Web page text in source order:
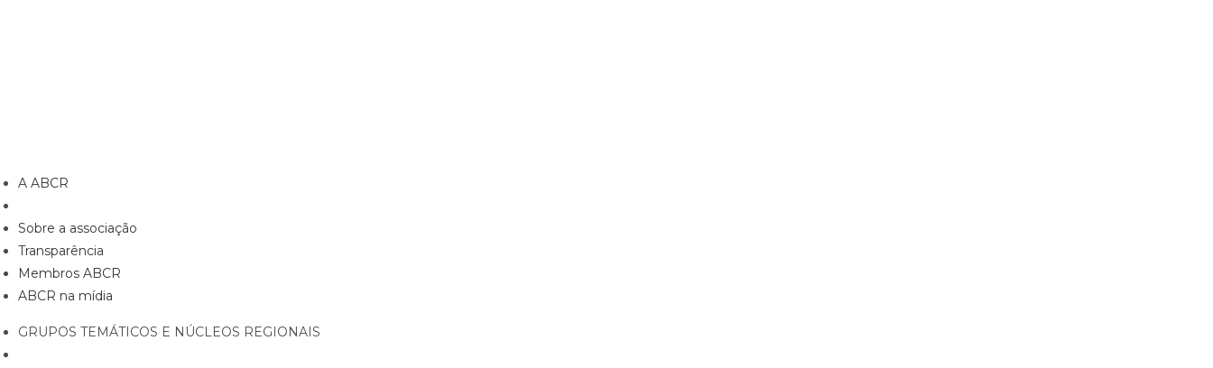
A ABCR
Sobre a associação
Transparência
Membros ABCR
ABCR na mídia
GRUPOS TEMÁTICOS E NÚCLEOS REGIONAIS